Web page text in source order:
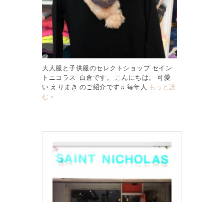
大人服と子供服のセレクトショップ セイン
トニコラス 白倉です。 こんにちは。 可愛
い えりまき のご紹介です♫ 毎年人 もっと読
む »